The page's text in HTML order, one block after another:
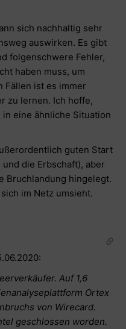
sich nachhaltig sehr
auswirken. Es gibt
folgenschwere Fehler,
haben muss, um
Fällen ist es immer
zu lernen. Ich hoffe,
eine ähnliche Situation
guten Start
die Erbschaft), aber
Bruchlandung hingelegt.
im Netz umsieht.
:
Auf 1,6
Ortex
von Wirecard.
geschlossen worden.